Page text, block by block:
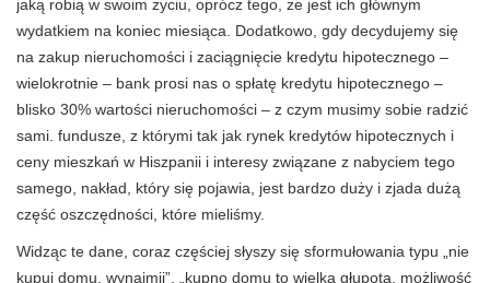
jaką robią w swoim życiu, oprócz tego, że jest ich głównym
wydatkiem na koniec miesiąca. Dodatkowo, gdy decydujemy się
na zakup nieruchomości i zaciągnięcie kredytu hipotecznego –
wielokrotnie – bank prosi nas o spłatę kredytu hipotecznego –
blisko 30% wartości nieruchomości – z czym musimy sobie radzić
sami. fundusze, z którymi tak jak rynek kredytów hipotecznych i
ceny mieszkań w Hiszpanii i interesy związane z nabyciem tego
samego, nakład, który się pojawia, jest bardzo duży i zjada dużą
część oszczędności, które mieliśmy.
Widząc te dane, coraz częściej słyszy się sformułowania typu „nie
kupuj domu, wynajmij”, „kupno domu to wielka głupota, możliwość